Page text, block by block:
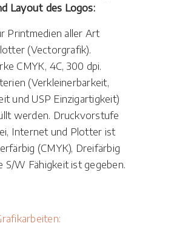
Layout des Logos:
Printmedien aller Art
(Vectorgrafik).
CMYK, 4C, 300 dpi.
(Verkleinerbarkeit,
und USP Einzigartigkeit)
werden. Druckvorstufe
Internet und Plotter ist
(CMYK), Dreifärbig
S/W Fähigkeit ist gegeben.